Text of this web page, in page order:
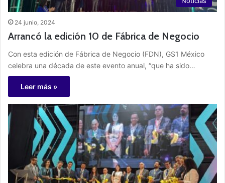
24 junio, 2024
Arrancó la edición 10 de Fábrica de Negocio
Con esta edición de Fábrica de Negocio (FDN), GS1 México
celebra una década de este evento anual, “que ha sido…
Leer más »